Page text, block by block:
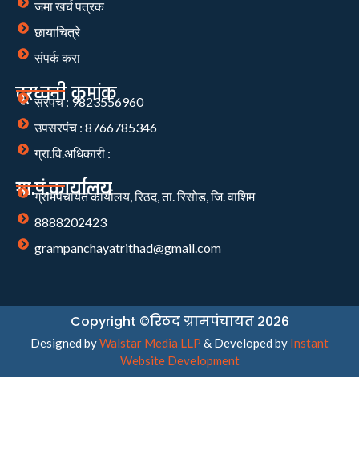
जमा खर्च पत्रक
छायाचित्रे
संपर्क करा
दूरध्वनी क्रमांक
सरपंच : 9823556960
उपसरपंच : 8766785346
ग्रा.वि.अधिकारी :
ग्रा.पं.कार्यालय
ग्रामपंचायत कार्यालय, रिठद, ता. रिसोड, जि. वाशिम
8888202423
grampanchayatrithad@gmail.com
Copyright ©रिठद ग्रामपंचायत 2026
Designed byWalstar Media LLP & Developed by Instant
Website Development